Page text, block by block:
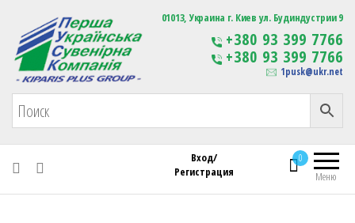
Первая Украинская Сувенирная Компания Изготовление
сувенирной продукции
с логотипом
01013, Украина г. Киев ул. Будиндустрии 9
+380 93 399 7766
+380 93 399 7766
1pusk@ukr.net
Меню
0
Вход/
Регистрация